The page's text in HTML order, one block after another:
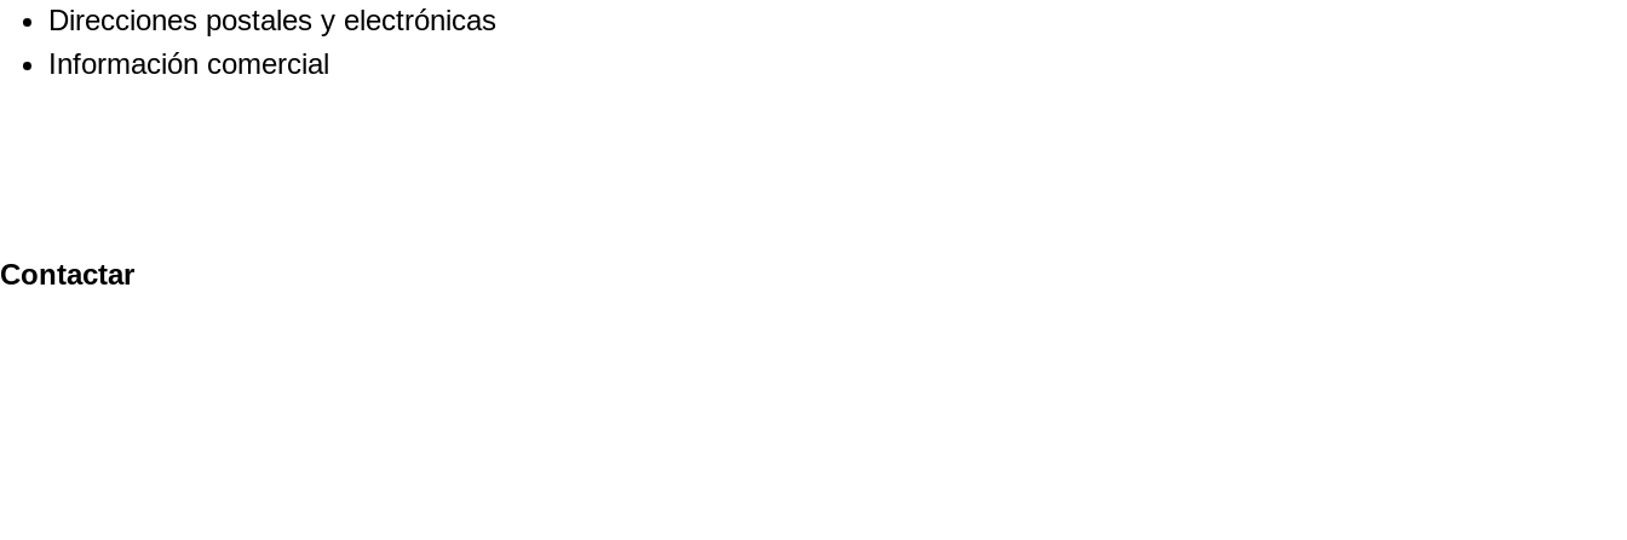
Direcciones postales y electrónicas
Información comercial
Contactar